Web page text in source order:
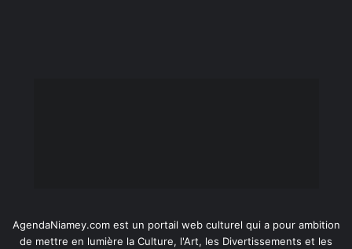
AgendaNiamey.com est un portail web culturel qui a pour ambition
de mettre en lumière la Culture, l'Art, les Divertissements et les